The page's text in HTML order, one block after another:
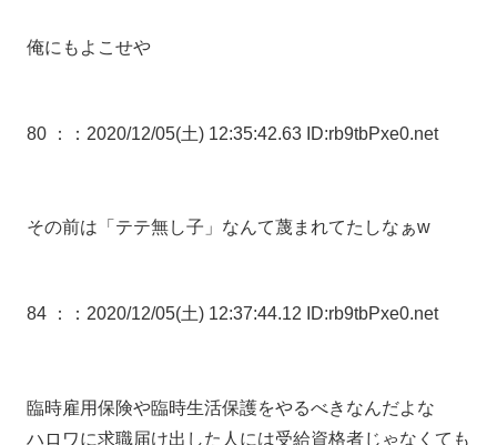
俺にもよこせや
80 ： ：2020/12/05(土) 12:35:42.63 ID:rb9tbPxe0.net
その前は「テテ無し子」なんて蔑まれてたしなぁw
84 ： ：2020/12/05(土) 12:37:44.12 ID:rb9tbPxe0.net
臨時雇用保険や臨時生活保護をやるべきなんだよな
ハロワに求職届け出した人には受給資格者じゃなくても